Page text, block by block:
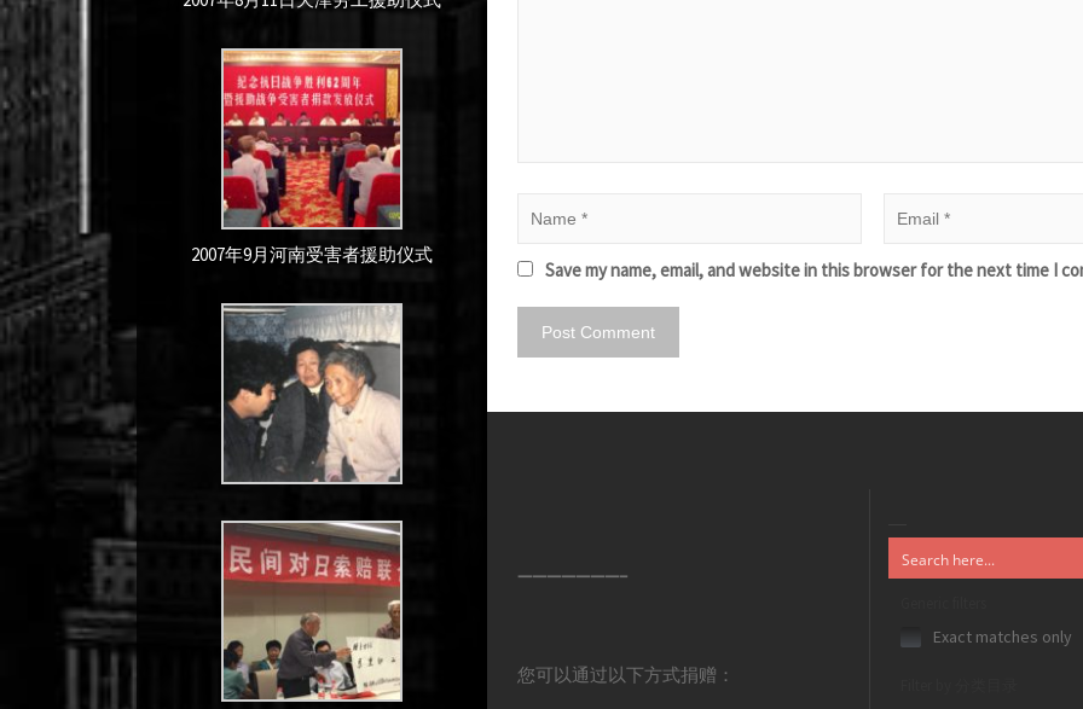
2007年9月河南受害者援助仪式
Save my name, email, and website in this browser for the next time I
———————–
您可以通过以下方式捐赠：
Exact matches only